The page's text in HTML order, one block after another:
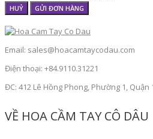
HUỶ GỬI ĐƠN HÀNG
Email: sales@hoacamtaycodau.com
Điện thoại: +84.9110.31221
ĐC: 412 Lê Hồng Phong, Phường 1, Quận
VỀ HOA CẦM TAY CÔ DÂU